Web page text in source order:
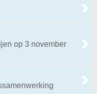
op 3 november